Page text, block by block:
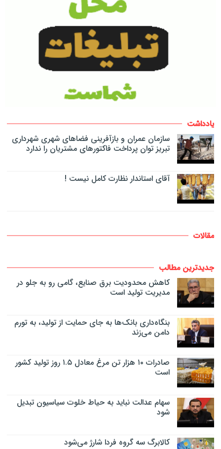
یادداشت
سازمان عمران و بازآفرینی فضاهای شهری شهرداری
تبریز توان پرداخت فاکتورهای مشتریان را ندارد
آقای استاندار نظارت کامل نیست !
مقالات
جدیدترین مطالب
کاهش محدودیت برق صنایع، گامی رو به جلو در
مدیریت تولید است
بنگاه‌داری بانک‌ها به جای حمایت از تولید، به تورم
دامن می‌زند
صادرات ۱۰ هزار تن مرغ معادل ۱.۵ روز تولید کشور
است
سهام عدالت نباید به حیاط خلوت سیاسیون تبدیل
شود
کالابرگ سه گروه فردا شارژ می‌شود